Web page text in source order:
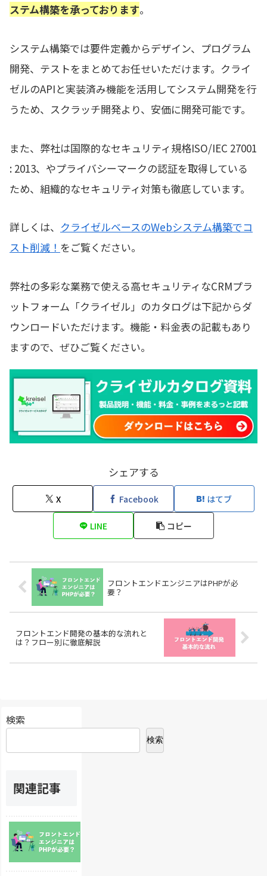
ステム構築を承っております。
システム構築では要件定義からデザイン、プログラム
開発、テストをまとめてお任せいただけます。クライ
ゼルのAPIと実装済み機能を活用してシステム開発を行
うため、スクラッチ開発より、安価に開発可能です。
また、弊社は国際的なセキュリティ規格ISO/IEC 27001
: 2013、やプライバシーマークの認証を取得している
ため、組織的なセキュリティ対策も徹底しています。
詳しくは、 クライゼルベースのWebシステム構築でコ
スト削減！ をご覧ください。
弊社の多彩な業務で使える高セキュリティなCRMプラ
ットフォーム「クライゼル」のカタログは下記からダ
ウンロードいただけます。機能・料金表の記載もあり
ますので、ぜひご覧ください。
シェアする
X Facebook はてブ
LINE コピー
フロントエンドエンジニアはPHPが必
要？
フロントエンド開発の基本的な流れと
は？フロー別に徹底解説
検索
検索
関連記事